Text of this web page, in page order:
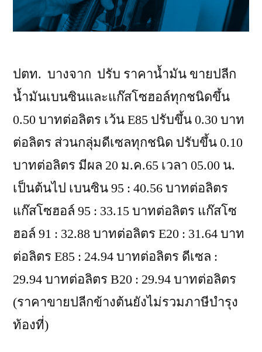
ปตท. บางจาก ปรับ ราคาน้ำมัน ขายปลีก
น้ำมันเบนซินและแก๊สโซฮอล์ทุกชนิดขึ้น
0.50 บาทต่อลิตร เว้น E85 ปรับขึ้น 0.30 บาท
ต่อลิตร ส่วนกลุ่มดีเซลทุกชนิด ปรับขึ้น 0.10
บาทต่อลิตร มีผล 20 ม.ค.65 เวลา 05.00 น.
เป็นต้นไป เบนซิน 95 : 40.56 บาทต่อลิตร
แก๊สโซฮอล์ 95 : 33.15 บาทต่อลิตร แก๊สโซ
ฮอล์ 91 : 32.88 บาทต่อลิตร E20 : 31.64 บาท
ต่อลิตร E85 : 24.94 บาทต่อลิตร ดีเซล :
29.94 บาทต่อลิตร B20 : 29.94 บาทต่อลิตร
(ราคาขายปลีกข้างต้นยังไม่รวมภาษีบำรุง
ท้องที่)